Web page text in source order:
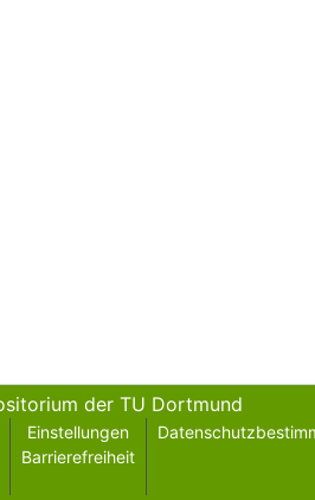
der TU Dortmund
Einstellungen
Barrierefreiheit